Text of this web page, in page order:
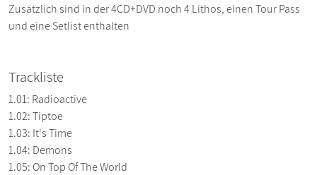
Zusätzlich sind in der 4CD+DVD noch 4 Lithos, einen Tour Pass
und eine Setlist enthalten
Trackliste
1.01: Radioactive
1.02: Tiptoe
1.03: It's Time
1.04: Demons
1.05: On Top Of The World